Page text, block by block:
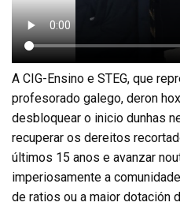
A CIG-Ensino e STEG, que
profesorado galego, deron
desbloquear o inicio dunhas
recuperar os dereitos
últimos 15 anos e avanzar
imperiosamente a
de ratios ou a maior dotación